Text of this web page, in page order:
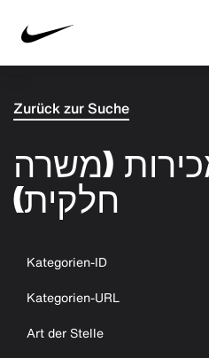
Zurück zur Suche
(משרה
חלקית)
Kategorien-ID
Kategorien-URL
Art der Stelle